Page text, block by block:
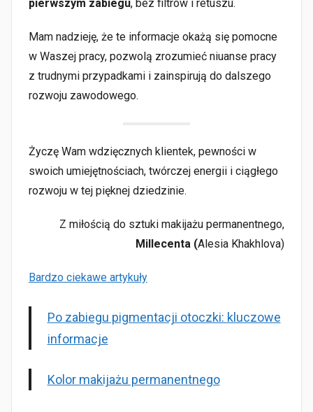
pierwszym zabiegu, bez filtrów i retuszu.
Mam nadzieję, że te informacje okażą się pomocne
w Waszej pracy, pozwolą zrozumieć niuanse pracy
z trudnymi przypadkami i zainspirują do dalszego
rozwoju zawodowego.
Życzę Wam wdzięcznych klientek, pewności w
swoich umiejętnościach, twórczej energii i ciągłego
rozwoju w tej pięknej dziedzinie.
Z miłością do sztuki makijażu permanentnego,
Millecenta (Alesia Khakhlova)
Bardzo ciekawe artykuły:
niebieskich
makijażu
Po zabiegu pigmentacji otoczki: kluczowe
informacje
Kolor makijażu permanentnego